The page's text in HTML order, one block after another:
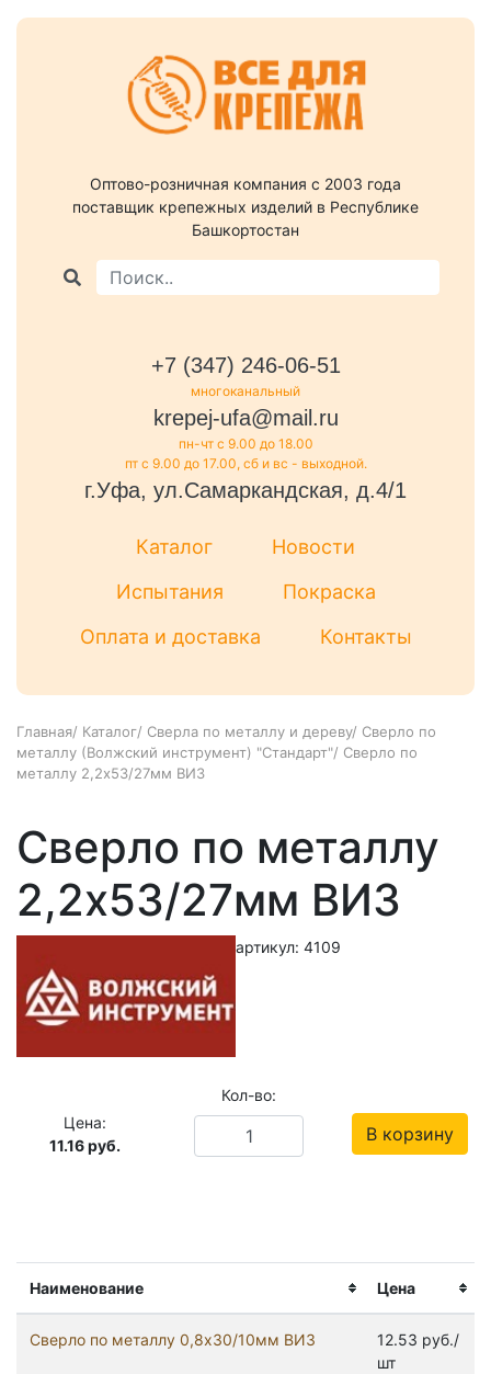
Оптово-розничная компания c 2003 года
поставщик крепежных изделий в Республике
Башкортостан
+7 (347) 246-06-51
многоканальный
krepej-ufa@mail.ru
пн-чт с 9.00 до 18.00
пт с 9.00 до 17.00, сб и вс - выходной.
г.Уфа, ул.Самаркандская, д.4/1
Каталог
Новости
Испытания
Покраска
Оплата и доставка
Контакты
Главная/ Каталог/ Сверла по металлу и дереву/ Сверло по
металлу (Волжский инструмент) "Стандарт"/ Сверло по
металлу 2,2х53/27мм ВИЗ
Наименование Цена
Сверло по металлу 0,8х30/10мм ВИЗ
12.53 руб./
шт
Сверло по металлу
2,2х53/27мм ВИЗ
артикул: 4109
Цена:
11.16руб.
Кол-во:
В корзину